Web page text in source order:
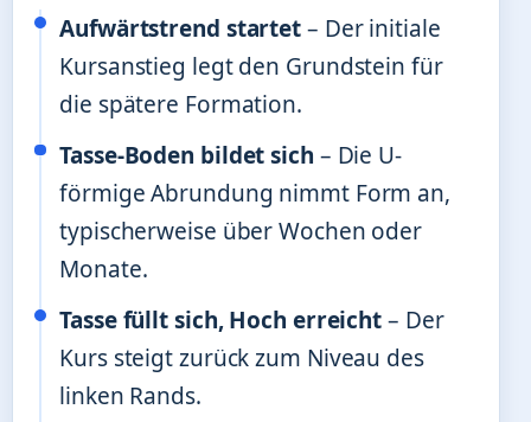
Aufwärtstrend startet– Der initiale
Kursanstieg legt den Grundstein für
die spätere Formation.
Tasse-Boden bildet sich – Die U-
förmige Abrundung nimmt Form an,
typischerweise über Wochen oder
Monate.
Tasse füllt sich, Hoch erreicht– Der
Kurs steigt zurück zum Niveau des
linken Rands.